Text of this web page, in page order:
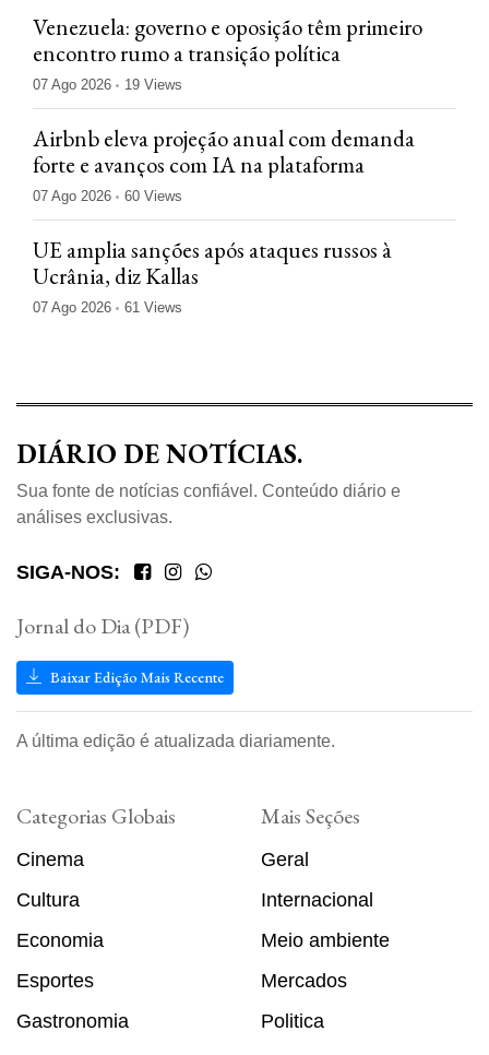
Venezuela: governo e oposição têm primeiro
encontro rumo a transição política
07 Ago 2026 19 Views
Airbnb eleva projeção anual com demanda
forte e avanços com IA na plataforma
07 Ago 2026 60 Views
UE amplia sanções após ataques russos à
Ucrânia, diz Kallas
07 Ago 2026 61 Views
DIÁRIO DE NOTÍCIAS.
Sua fonte de notícias confiável. Conteúdo diário e
análises exclusivas.
SIGA-NOS:
Jornal do Dia (PDF)
Baixar Edição Mais Recente
A última edição é atualizada diariamente.
Categorias Globais
Cinema
Cultura
Economia
Esportes
Gastronomia
Mais Seções
Geral
Internacional
Meio ambiente
Mercados
Politica